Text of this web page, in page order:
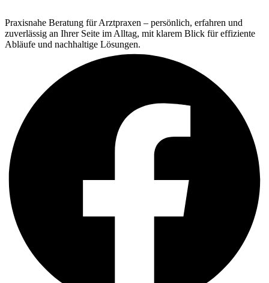
Praxisnahe Beratung für Arztpraxen – persönlich, erfahren und
zuverlässig an Ihrer Seite im Alltag, mit klarem Blick für effiziente
Abläufe und nachhaltige Lösungen.